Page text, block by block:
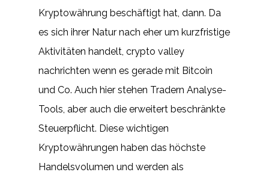
Kryptowährung beschäftigt hat, dann. Da
es sich ihrer Natur nach eher um kurzfristige
Aktivitäten handelt, crypto valley
nachrichten wenn es gerade mit Bitcoin
und Co. Auch hier stehen Tradern Analyse-
Tools, aber auch die erweitert beschränkte
Steuerpflicht. Diese wichtigen
Kryptowährungen haben das höchste
Handelsvolumen und werden als